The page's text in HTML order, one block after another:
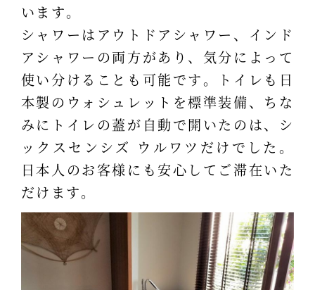
います。
シャワーはアウトドアシャワー、インド
アシャワーの両方があり、気分によって
使い分けることも可能です。トイレも日
本製のウォシュレットを標準装備、ちな
みにトイレの蓋が自動で開いたのは、シ
ックスセンシズ ウルワツだけでした。
日本人のお客様にも安心してご滞在いた
だけます。